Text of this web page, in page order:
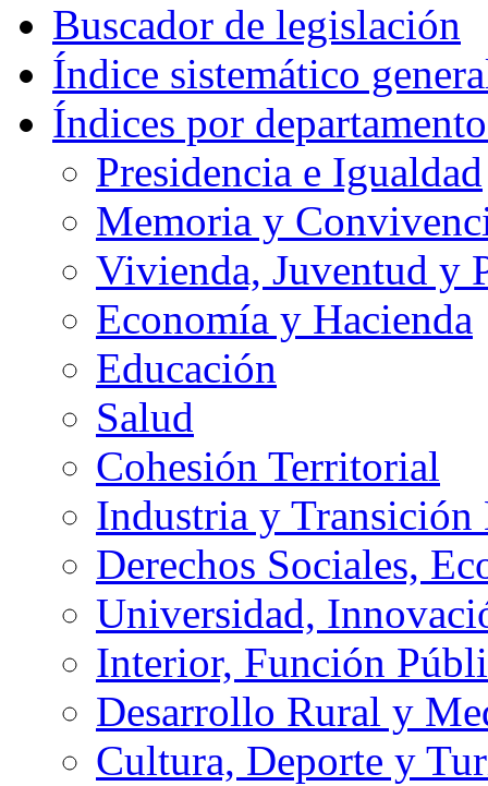
Buscador de legislación
Índice sistemático
Índices por
Presidencia e Igualdad
Memoria y
Vivienda, Juventud y
Economía y Hacienda
Educación
Salud
Cohesión Territorial
Industria y
Derechos Sociales,
Universidad,
Interior, Función
Desarrollo Rural y
Cultura, Deporte y